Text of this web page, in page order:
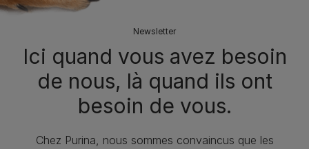
Newsletter
Ici quand vous avez besoin
de nous, là quand ils ont
besoin de vous.
Chez Purina, nous sommes convaincus que les